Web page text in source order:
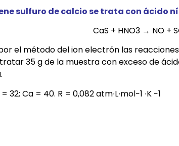
sulfuro de calcio se trata con
CaS + HNO3 → NO +
el método del ion electrón las
35 g de la muestra con exceso de
Ca = 40. R = 0,082 atm∙L∙mol−1 ∙K −1